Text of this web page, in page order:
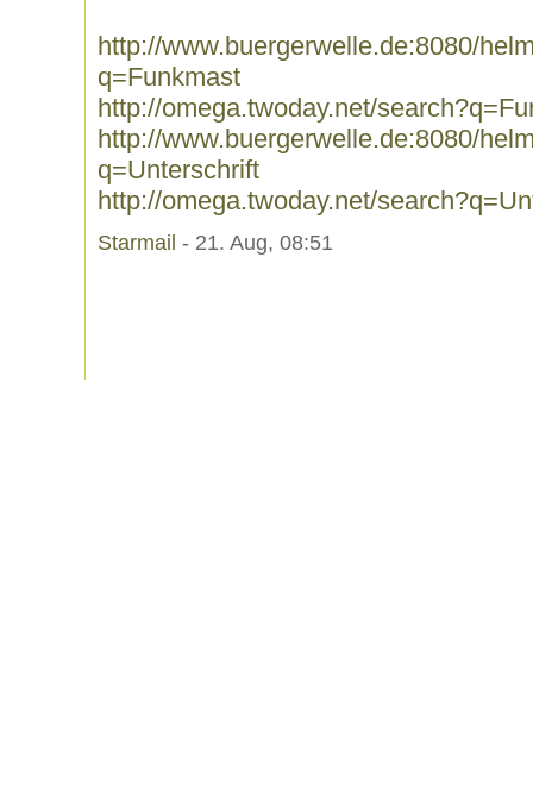
http://www.buergerwelle.de:8080/
q=Funkmast
http://omega.twoday.net/
http://www.buergerwelle.de:8080/
q=Unterschrift
http://omega.twoday.net/
Starmail - 21. Aug, 08:51